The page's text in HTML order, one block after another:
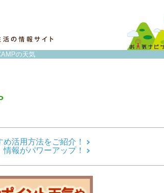
の天気
活用方法をご紹介！
報がパワーアップ！